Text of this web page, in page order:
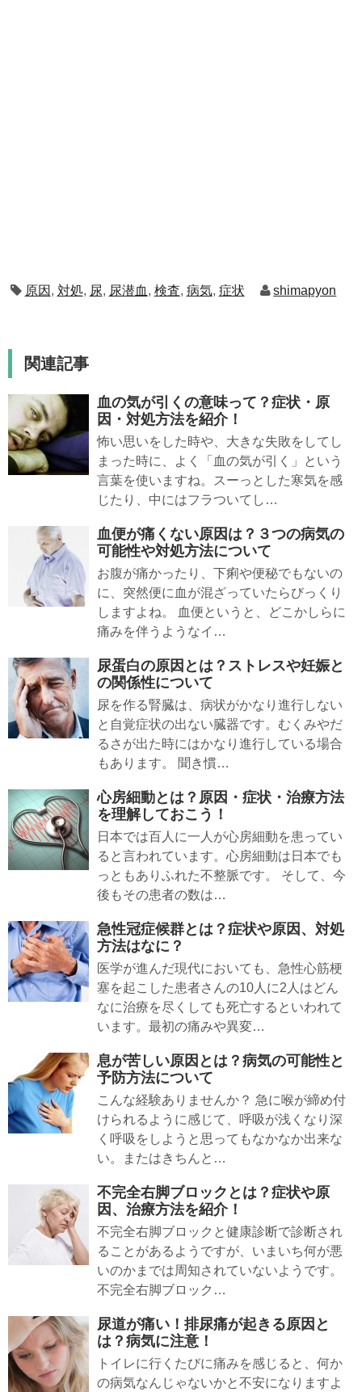
原因 , 対処, 尿, 尿潜血 , 検査, 病気, 症状 shimapyon
関連記事
血の気が引くの意味って？症状・原
因・対処方法を紹介！
怖い思いをした時や、大きな失敗をしてし
まった時に、よく「血の気が引く」という
言葉を使いますね。スーっとした寒気を感
じたり、中にはフラついてし…
血便が痛くない原因は？３つの病気の
可能性や対処方法について
お腹が痛かったり、下痢や便秘でもないの
に、突然便に血が混ざっていたらびっくり
しますよね。 血便というと、どこかしらに
痛みを伴うようなイ…
尿蛋白の原因とは？ストレスや妊娠と
の関係性について
尿を作る腎臓は、病状がかなり進行しない
と自覚症状の出ない臓器です。むくみやだ
るさが出た時にはかなり進行している場合
もあります。 聞き慣…
心房細動とは？原因・症状・治療方法
を理解しておこう！
日本では百人に一人が心房細動を患ってい
ると言われています。心房細動は日本でも
っともありふれた不整脈です。 そして、今
後もその患者の数は…
急性冠症候群とは？症状や原因、対処
方法はなに？
医学が進んだ現代においても、急性心筋梗
塞を起こした患者さんの10人に2人はどん
なに治療を尽くしても死亡するといわれて
います。最初の痛みや異変…
息が苦しい原因とは？病気の可能性と
予防方法について
こんな経験ありませんか？ 急に喉が締め付
けられるように感じて、呼吸が浅くなり深
く呼吸をしようと思ってもなかなか出来な
い。またはきちんと…
不完全右脚ブロックとは？症状や原
因、治療方法を紹介！
不完全右脚ブロックと健康診断で診断され
ることがあるようですが、いまいち何が悪
いのかまでは周知されていないようです。
不完全右脚ブロック…
尿道が痛い！排尿痛が起きる原因と
は？病気に注意！
トイレに行くたびに痛みを感じると、何か
の病気なんじゃないかと不安になりますよ